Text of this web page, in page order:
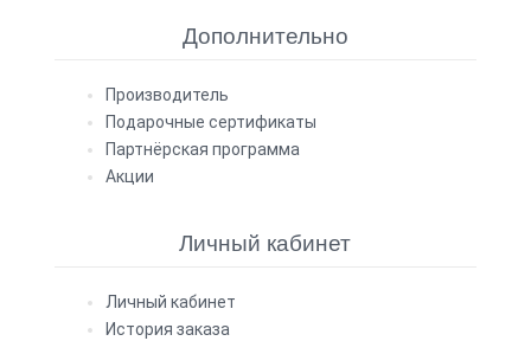
Дополнительно
Производитель
Подарочные сертификаты
Партнёрская программа
Акции
Личный кабинет
Личный кабинет
История заказа